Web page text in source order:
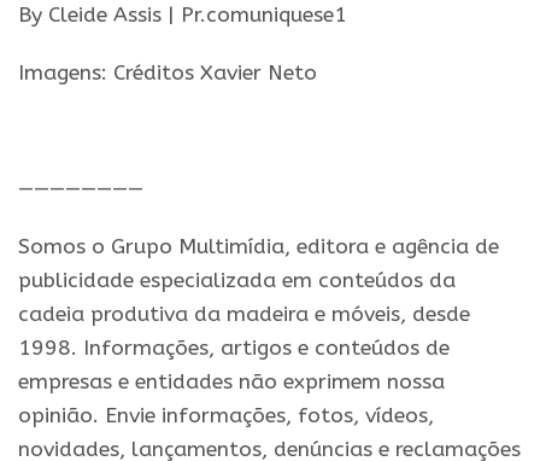
By Cleide Assis | Pr.comuniquese1
Imagens: Créditos Xavier Neto
————————
Somos o Grupo Multimídia, editora e agência de
publicidade especializada em conteúdos da
cadeia produtiva da madeira e móveis, desde
1998. Informações, artigos e conteúdos de
empresas e entidades não exprimem nossa
opinião. Envie informações, fotos, vídeos,
novidades, lançamentos, denúncias e reclamações